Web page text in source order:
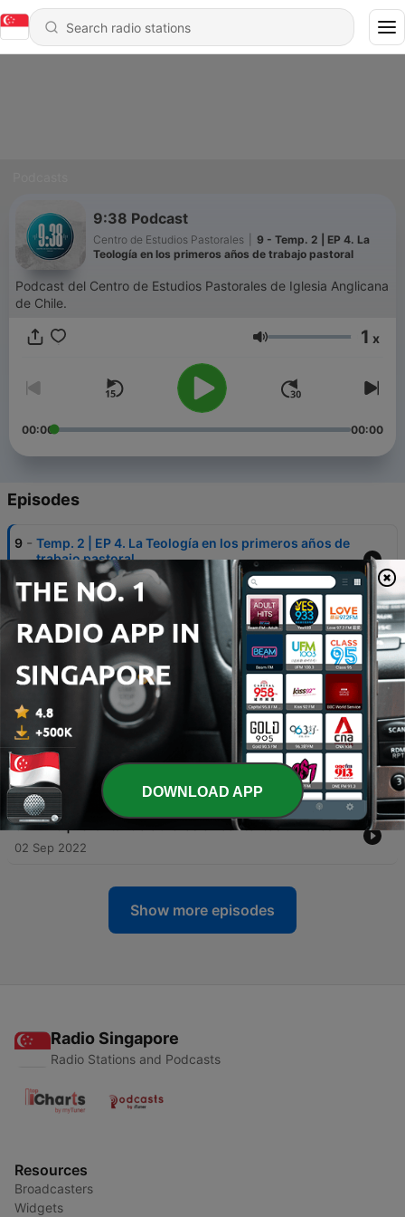
9:38 Podcast
Centro de Estudios Pastorales
9 - Temp. 2 | EP 4. La
Teología en los primeros años de trabajo pastoral
Podcast del Centro de Estudios Pastorales de Iglesia Anglicana
de Chile.
Volume 1 x
00:00 00:00
Episodes
9 - Temp. 2 | EP 4. La Teología en los primeros años de
trabajo pastoral
25 Aug 2023
8
Temp. 2 | EP 3: Características del programa:
Aprendiz Ministerial
7 - Temp. 2: EP 2 | La relación entre el griego y la
acción social
07 Dec 2022
6 - Temp. 2: EP 1 | Importancia de la formación
teológica en la siguiente generación
05 Dec 2022
5 - EP 5 | Levantando obreros en contextos difíciles
02 Sep 2022
Show more episodes
Radio Singapore
Radio Stations and Podcasts
Resources
Broadcasters
Widgets
DOWNLOAD APP